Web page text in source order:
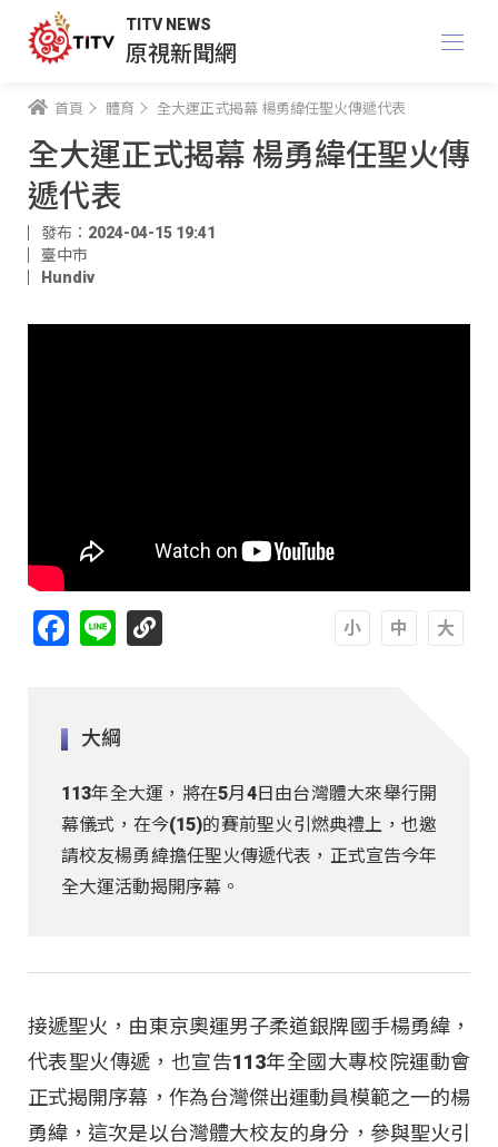
TITV NEWS
原視新聞網
首頁 體育 全大運正式揭幕 楊勇緯任聖火傳遞代表
全大運正式揭幕 楊勇緯任聖火傳
遞代表
發布：2024-04-15 19:41
臺中市
Hundiv
Facebook
Line
大綱
113年全大運，將在5月4日由台灣體大來舉行開
幕儀式，在今(15)的賽前聖火引燃典禮上，也邀
請校友楊勇緯擔任聖火傳遞代表，正式宣告今年
全大運活動揭開序幕。
接遞聖火，由東京奧運男子柔道銀牌國手楊勇緯，
代表聖火傳遞，也宣告113年全國大專校院運動會
正式揭開序幕，作為台灣傑出運動員模範之一的楊
勇緯，這次是以台灣體大校友的身分，參與聖火引